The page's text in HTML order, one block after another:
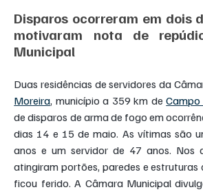
Disparos ocorreram em dois
motivaram nota de
Municipal
Duas residências de servidores da
Moreira, município a 359 km de Campo
de disparos de arma de fogo em
dias 14 e 15 de maio. As vítimas são
anos e um servidor de 47 anos. Nos
atingiram portões, paredes e estruturas
ficou ferido. A Câmara Municipal